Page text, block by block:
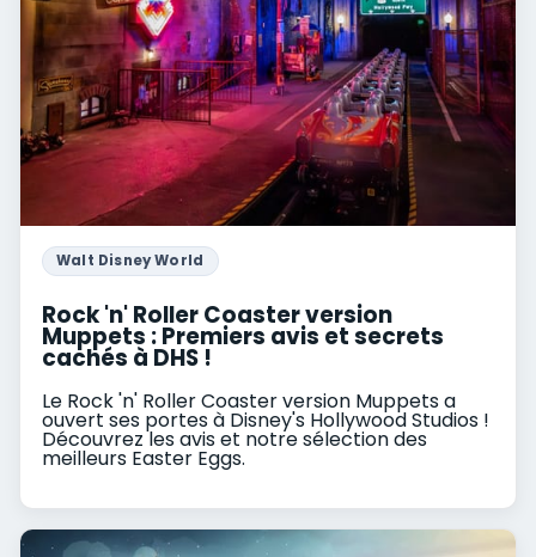
Walt Disney World
Rock 'n' Roller Coaster version
Muppets : Premiers avis et secrets
cachés à DHS !
Le Rock 'n' Roller Coaster version Muppets a
ouvert ses portes à Disney's Hollywood Studios !
Découvrez les avis et notre sélection des
meilleurs Easter Eggs.